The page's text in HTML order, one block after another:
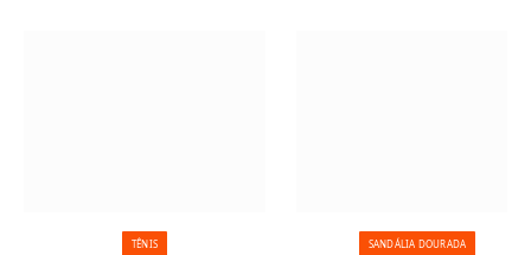
TÊNIS SANDÁLIA DOURADA